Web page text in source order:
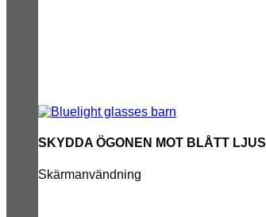
SKYDDA ÖGONEN MOT BLÅTT LJUS
Skärmanvändning